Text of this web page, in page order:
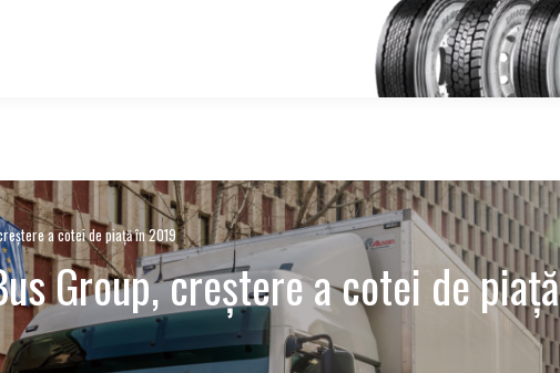
a cotei de piață în 2019
Group, creștere a cotei de piață